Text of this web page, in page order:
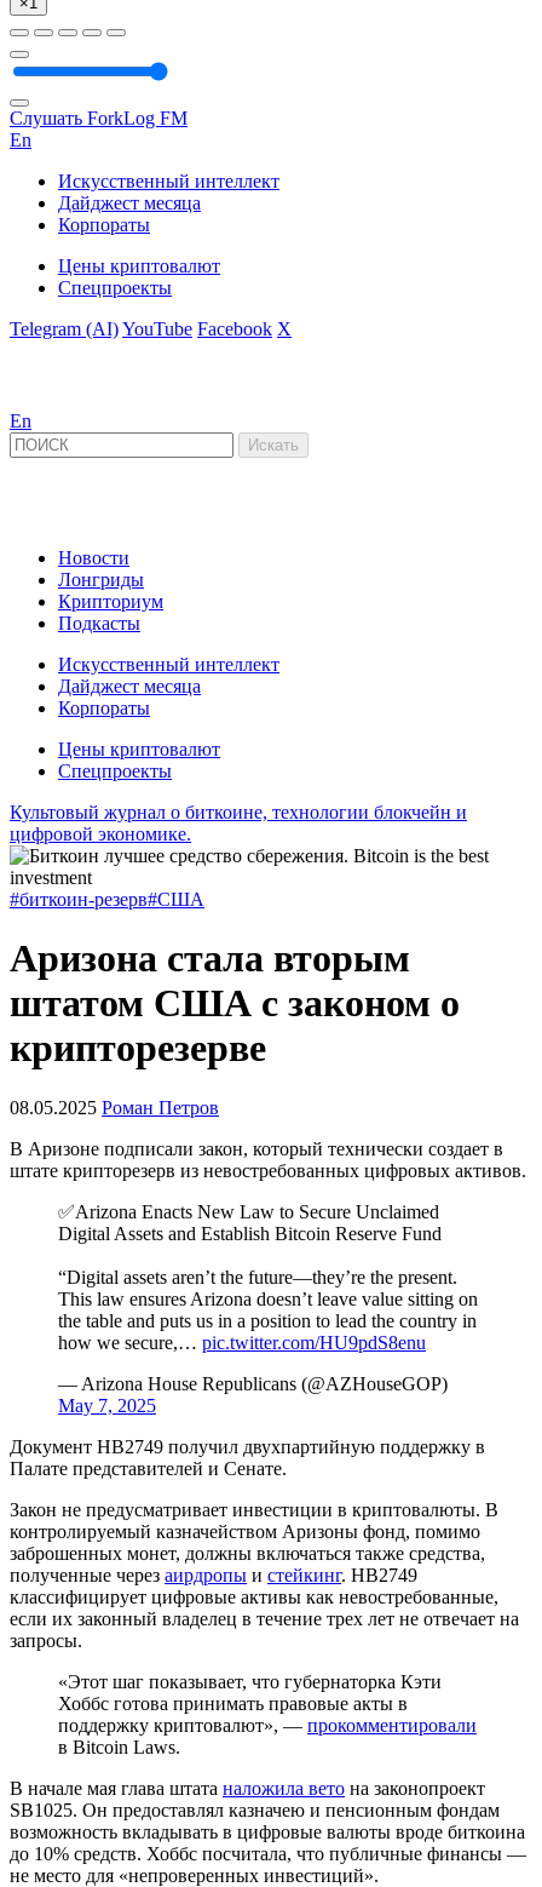
Слушать ForkLog FM
En
Искусственный интеллект
Дайджест месяца
Корпораты
Цены криптовалют
Спецпроекты
Telegram (AI)YouTube Facebook X
En
Новости
Лонгриды
Крипториум
Подкасты
Искусственный интеллект
Дайджест месяца
Корпораты
Цены криптовалют
Спецпроекты
Культовый журнал о биткоине, технологии блокчейн и
цифровой экономике.
#биткоин-резерв#США
Аризона стала вторым
штатом США с законом о
крипторезерве
08.05.2025 Роман Петров
В Аризоне подписали закон, который технически создает в
штате крипторезерв из невостребованных цифровых активов.
✅Arizona Enacts New Law to Secure Unclaimed
Digital Assets and Establish Bitcoin Reserve Fund
“Digital assets aren’t the future—they’re the present.
This law ensures Arizona doesn’t leave value sitting on
the table and puts us in a position to lead the country in
how we secure,… pic.twitter.com/HU9pdS8enu
— Arizona House Republicans (@AZHouseGOP)
May 7, 2025
Документ HB2749 получил двухпартийную поддержку в
Палате представителей и Сенате.
Закон не предусматривает инвестиции в криптовалюты. В
контролируемый казначейством Аризоны фонд, помимо
заброшенных монет, должны включаться также средства,
полученные через аирдропы и стейкинг. HB2749
классифицирует цифровые активы как невостребованные,
если их законный владелец в течение трех лет не отвечает на
запросы.
«Этот шаг показывает, что губернаторка Кэти
Хоббс готова принимать правовые акты в
поддержку криптовалют», — прокомментировали
в Bitcoin Laws.
В начале мая глава штата наложила вето на законопроект
SB1025. Он предоставлял казначею и пенсионным фондам
возможность вкладывать в цифровые валюты вроде биткоина
до 10% средств. Хоббс посчитала, что публичные финансы —
не место для «непроверенных инвестиций».